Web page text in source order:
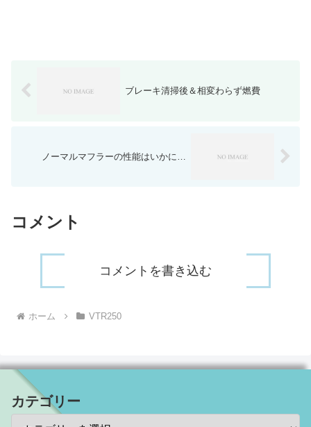
ブレーキ清掃後＆相変わらず燃費
ノーマルマフラーの性能はいかに…
コメント
コメントを書き込む
ホーム VTR250
カテゴリー